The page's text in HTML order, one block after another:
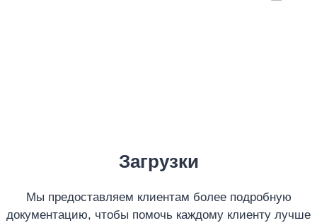
Загрузки
Мы предоставляем клиентам более подробную
документацию, чтобы помочь каждому клиенту лучше